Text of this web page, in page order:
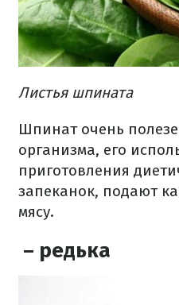
Листья шпината
Шпинат очень
организма, его
приготовления
запеканок, подают
мясу.
– редька